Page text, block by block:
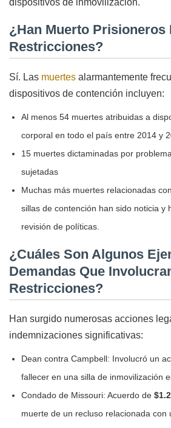
dispositivos de inmovilización.
¿Han Muerto Prisioneros
Restricciones?
Sí. Las muertes alarmantemente
dispositivos de contención incluyen:
Al menos 54 muertes atribuidas a
corporal en todo el país entre 2014 y
15 muertes dictaminadas por
sujetadas
Muchas más muertes relacionadas
sillas de contención han sido noticia y
revisión de políticas.
¿Cuáles Son Algunos
Demandas Que
Restricciones?
Han surgido numerosas acciones
indemnizaciones significativas:
Dean contra Campbell: Involucró un
fallecer en una silla de inmovilización
Condado de Missouri: Acuerdo de
muerte de un recluso relacionada con